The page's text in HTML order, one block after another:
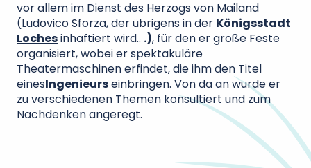
vor allem im Dienst des Herzogs von Mailand
(Ludovico Sforza, der übrigens in der Königsstadt
Lochesinhaftiert wird.. .), für den er große Feste
organisiert, wobei er spektakuläre
Theatermaschinen erfindet, die ihm den Titel
einesIngenieurseinbringen. Von da an wurde er
zu verschiedenen Themen konsultiert und zum
Nachdenken angeregt.
Château du Clos Lucé - Parc Leonardo da